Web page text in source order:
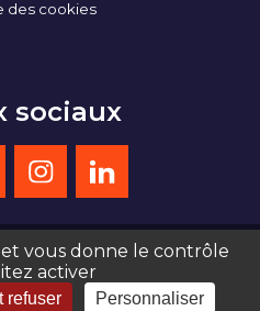
des cookies
sociaux
Serious Team 360°
et vous donne le contrôle
activer
refuser Personnaliser